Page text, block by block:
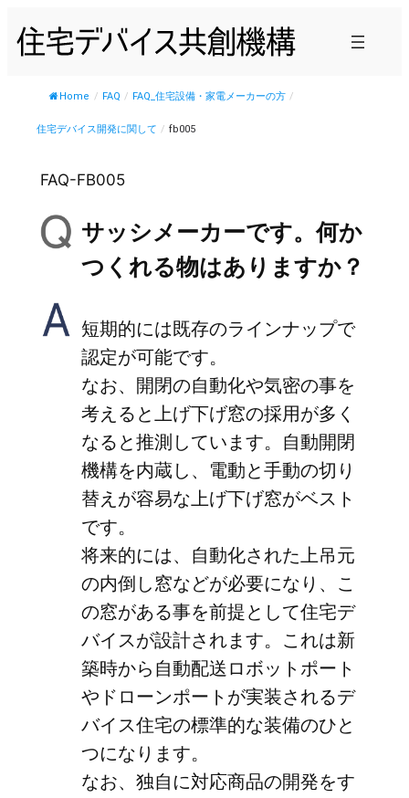
容
Home / FAQ / FAQ_住宅設備・家電メーカーの方 /
住宅デバイス開発に関して / fb005
FAQ-FB005
サッシメーカーです。何か
つくれる物はありますか？
短期的には既存のラインナップで
認定が可能です。
なお、開閉の自動化や気密の事を
考えると上げ下げ窓の採用が多く
なると推測しています。自動開閉
機構を内蔵し、電動と手動の切り
替えが容易な上げ下げ窓がベスト
です。
将来的には、自動化された上吊元
の内倒し窓などが必要になり、こ
の窓がある事を前提として住宅デ
バイスが設計されます。これは新
築時から自動配送ロボットポート
やドローンポートが実装されるデ
バイス住宅の標準的な装備のひと
つになります。
なお、独自に対応商品の開発をす